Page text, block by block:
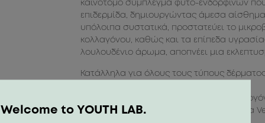
καινοτόμο σύμπλεγμα φυτο-ενδορφινών
επιδερμίδα, δημιουργώντας άμεσα
υπόλοιπα συστατικά, προστατεύει το
κολλαγόνου, καθώς και τα επίπεδα
λουλουδένιο άρωμα, αποπνέει μια
Κατάλληλα για όλους τους τύπους
Δερματολογικά ελεγμένα _ Μη
Δεν δοκιμάζονται σε ζώα _ Κατάλληλα για
Welcome to YOUTH LAB.